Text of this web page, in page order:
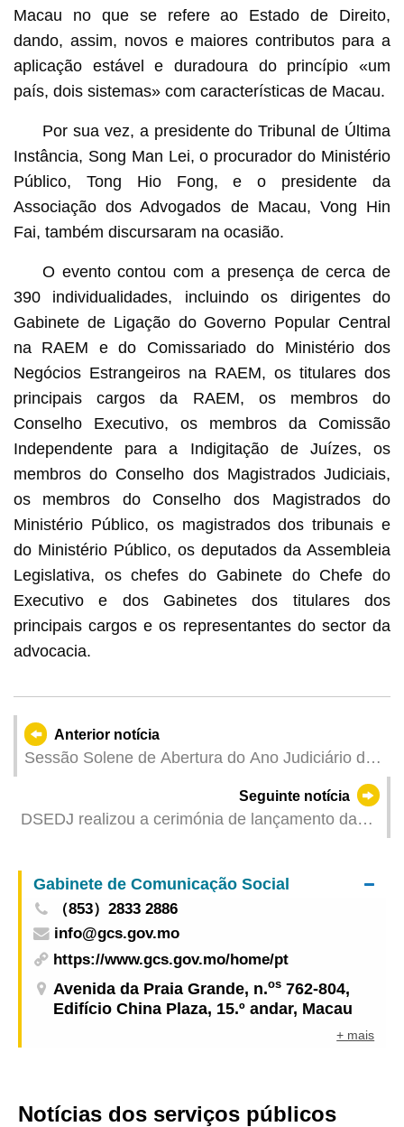
Macau no que se refere ao Estado de Direito,
dando, assim, novos e maiores contributos para a
aplicação estável e duradoura do princípio «um
país, dois sistemas» com características de Macau.
Por sua vez, a presidente do Tribunal de Última
Instância, Song Man Lei, o procurador do Ministério
Público, Tong Hio Fong, e o presidente da
Associação dos Advogados de Macau, Vong Hin
Fai, também discursaram na ocasião.
O evento contou com a presença de cerca de
390 individualidades, incluindo os dirigentes do
Gabinete de Ligação do Governo Popular Central
na RAEM e do Comissariado do Ministério dos
Negócios Estrangeiros na RAEM, os titulares dos
principais cargos da RAEM, os membros do
Conselho Executivo, os membros da Comissão
Independente para a Indigitação de Juízes, os
membros do Conselho dos Magistrados Judiciais,
os membros do Conselho dos Magistrados do
Ministério Público, os magistrados dos tribunais e
do Ministério Público, os deputados da Assembleia
Legislativa, os chefes do Gabinete do Chefe do
Executivo e dos Gabinetes dos titulares dos
principais cargos e os representantes do sector da
advocacia.
Anterior notícia
Sessão Solene de Abertura do Ano Judiciário de
com o princípio da legalidade, ter coragem de
assumir as responsabilidades e empregar todos
jurisdicionais
Seguinte notícia
DSEDJ realizou a cerimónia de lançamento da
Gabinete de Comunicação Social
（853）2833 2886
info@gcs.gov.mo
https://www.gcs.gov.mo/home/pt
Avenida da Praia Grande, n.os 762-804,
Edifício China Plaza, 15.º andar, Macau
+ mais
Notícias dos serviços públicos